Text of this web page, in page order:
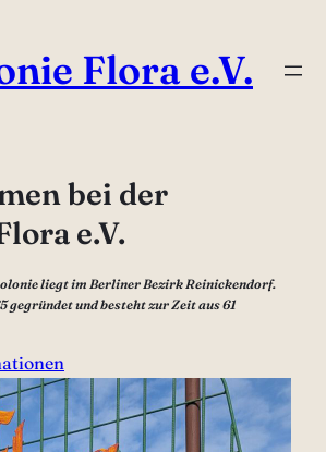
Flora e.V.
bei der
e.V.
liegt im Berliner Bezirk Reinickendorf.
gegründet und besteht zur Zeit aus 61